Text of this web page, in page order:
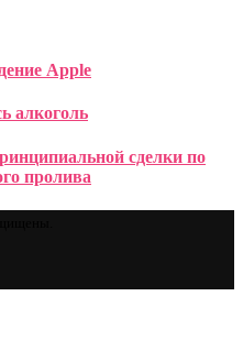
Apple
алкоголь
сделки по
пролива